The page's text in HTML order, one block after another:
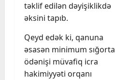
təklif edilən dəyişiklikdə
əksini tapıb.
Qeyd edək ki, qanuna
əsasən minimum sığorta
ödənişi müvafiq icra
hakimiyyəti orqanı